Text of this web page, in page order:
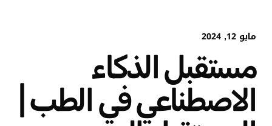
مايو 12, 2024
مستقبل الذكاء
الاصطناعي في الطب |